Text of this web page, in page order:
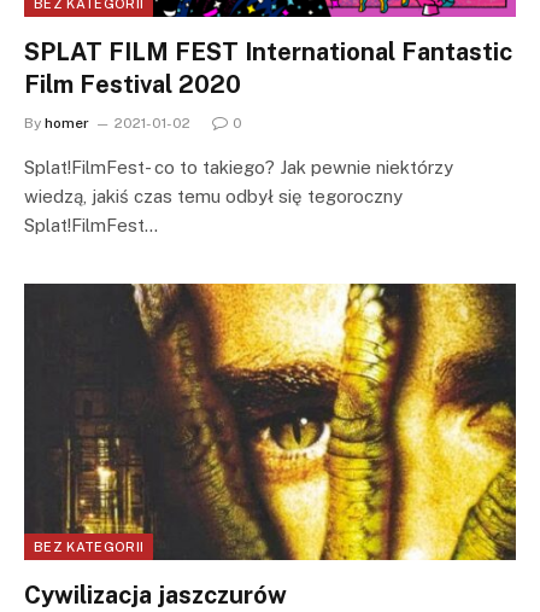
BEZ KATEGORII
SPLAT FILM FEST International Fantastic
Film Festival 2020
By homer 2021-01-02 0
Splat!FilmFest- co to takiego? Jak pewnie niektórzy
wiedzą, jakiś czas temu odbył się tegoroczny
Splat!FilmFest…
BEZ KATEGORII
Cywilizacja jaszczurów